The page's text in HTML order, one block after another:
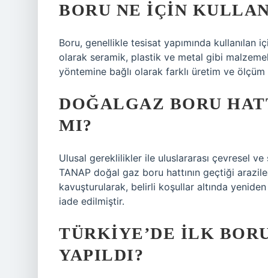
BORU NE IÇIN
Boru, genellikle tesisat yapımında kullanılan
olarak seramik, plastik ve metal gibi
yöntemine bağlı olarak farklı üretim ve
DOĞALGAZ BORU
MI?
Ulusal gereklilikler ile uluslararası çevresel
TANAP doğal gaz boru hattının geçtiği
kavuşturularak, belirli koşullar altında yeniden
iade edilmiştir.
TÜRKIYE’DE ILK
YAPILDI?